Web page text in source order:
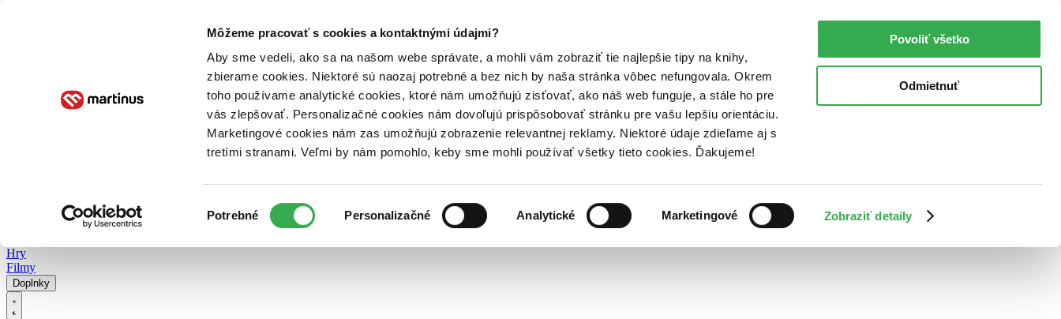
Môžeme pracovať s cookies a kontaktnými údajmi?
Aby sme vedeli, ako sa na našom webe správate, a mohli vám zobraziť tie najlepšie tipy na knihy,
zbierame cookies. Niektoré sú naozaj potrebné a bez nich by naša stránka vôbec nefungovala. Okrem
toho používame analytické cookies, ktoré nám umožňujú zisťovať, ako náš web funguje, a stále ho pre
vás zlepšovať. Personalizačné cookies nám dovoľujú prispôsobovať stránku pre vašu lepšiu orientáciu.
Marketingové cookies nám zas umožňujú zobrazenie relevantnej reklamy. Niektoré údaje zdieľame aj s
tretími stranami. Veľmi by nám pomohlo, keby sme mohli používať všetky tieto cookies. Ďakujeme!
súhlasu
Potrebné Personalizačné Analytické Marketingové Zobraziť detaily
Povoliť všetko
Odmietnuť
Poukážky Kontakt
Hry
Filmy
Doplnky